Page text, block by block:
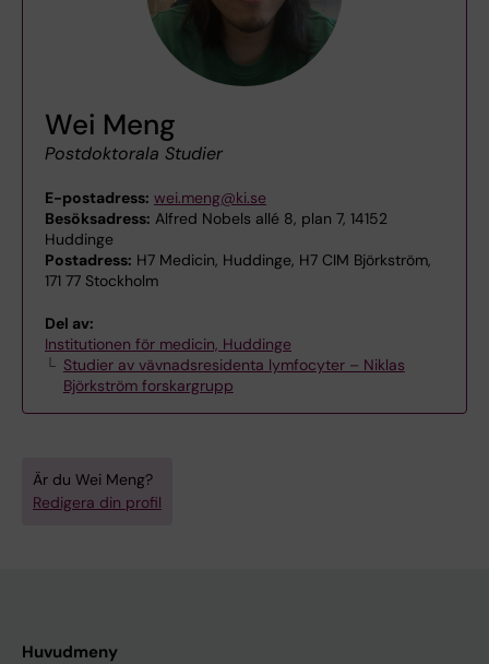
Wei Meng
Postdoktorala Studier
E-postadress: wei.meng@ki.se
Besöksadress: Alfred Nobels allé 8, plan 7, 14152
Huddinge
Postadress: H7 Medicin, Huddinge, H7 CIM Björkström,
171 77 Stockholm
Del av:
Institutionen för medicin, Huddinge
Studier av vävnadsresidenta lymfocyter – Niklas
Björkström forskargrupp
Är du Wei Meng?
Redigera din profil
Huvudmeny